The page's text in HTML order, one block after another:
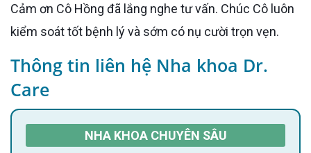
Cảm ơn Cô Hồng đã lắng nghe tư vấn. Chúc Cô luôn
kiểm soát tốt bệnh lý và sớm có nụ cười trọn vẹn.
Thông tin liên hệ Nha khoa Dr.
Care
NHA KHOA CHUYÊN SÂU